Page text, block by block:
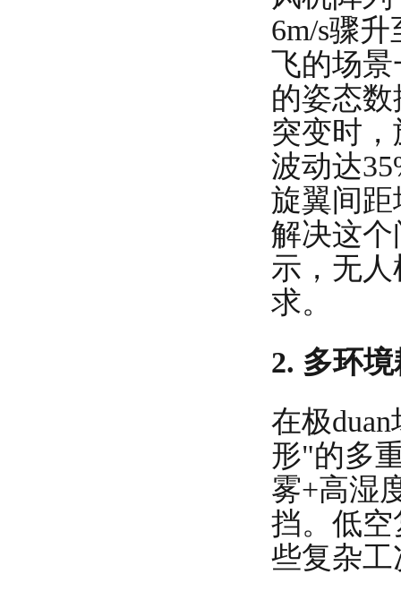
6m/s骤
飞的场
的姿态
突变时
波动达
旋翼间距
解决这
示，无
求。
2. 多环
在极
形"的多
雾+高湿
挡。低
些复杂